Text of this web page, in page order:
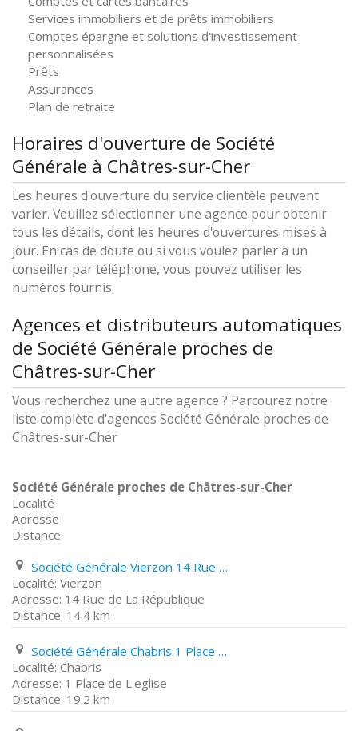
Services immobiliers et de prêts immobiliers
Comptes épargne et solutions d'investissement
personnalisées
Prêts
Assurances
Plan de retraite
Horaires d'ouverture de Société
Générale à Châtres-sur-Cher
Les heures d'ouverture du service clientèle peuvent
varier. Veuillez sélectionner une agence pour obtenir
tous les détails, dont les heures d'ouvertures mises à
jour. En cas de doute ou si vous voulez parler à un
conseiller par téléphone, vous pouvez utiliser les
numéros fournis.
Agences et distributeurs automatiques
de Société Générale proches de
Châtres-sur-Cher
Vous recherchez une autre agence ? Parcourez notre
liste complète d'agences Société Générale proches de
Châtres-sur-Cher
Société Générale proches de Châtres-sur-Cher
Localité
Adresse
Distance
Société Générale Vierzon 14 Rue de La République
Vierzon
14 Rue de La République
14.4 km
Société Générale Chabris 1 Place de L'eglise
Chabris
1 Place de L'eglise
19.2 km